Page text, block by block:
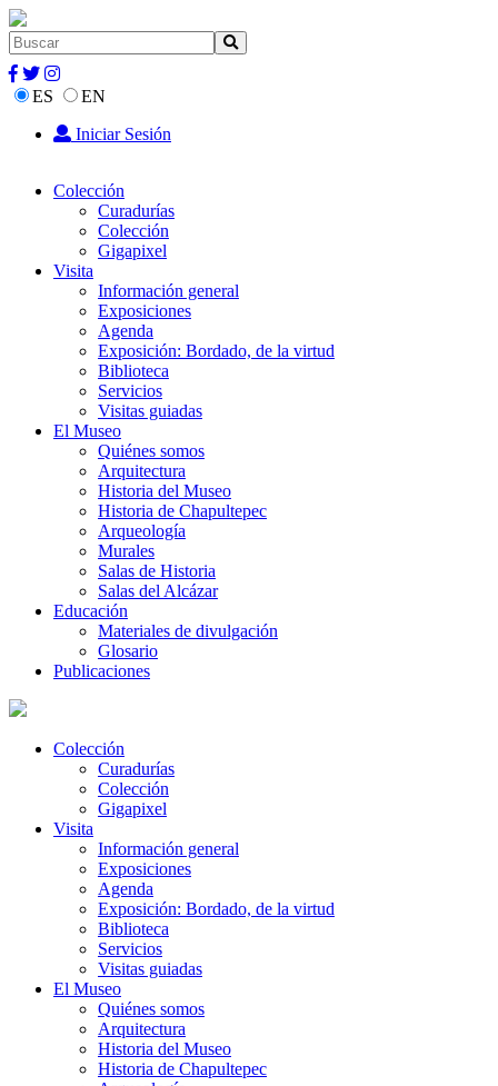
ES
EN
Iniciar Sesión
Colección
Curadurías
Colección
Gigapixel
Visita
Información general
Exposiciones
Agenda
Exposición: Bordado, de la virtud
Biblioteca
Servicios
Visitas guiadas
El Museo
Quiénes somos
Arquitectura
Historia del Museo
Historia de Chapultepec
Arqueología
Murales
Salas de Historia
Salas del Alcázar
Educación
Materiales de divulgación
Glosario
Publicaciones
Colección
Curadurías
Colección
Gigapixel
Visita
Información general
Exposiciones
Agenda
Exposición: Bordado, de la virtud
Biblioteca
Servicios
Visitas guiadas
El Museo
Quiénes somos
Arquitectura
Historia del Museo
Historia de Chapultepec